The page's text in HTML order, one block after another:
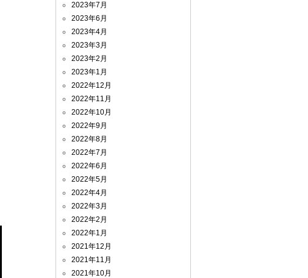
2023年7月
2023年6月
2023年4月
2023年3月
2023年2月
2023年1月
2022年12月
2022年11月
2022年10月
2022年9月
2022年8月
2022年7月
2022年6月
2022年5月
2022年4月
2022年3月
2022年2月
2022年1月
2021年12月
2021年11月
2021年10月